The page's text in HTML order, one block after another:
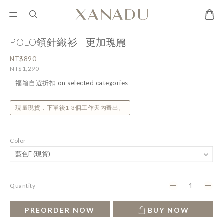
POLO領針織衫 - 更加瑰麗
NT$890
NT$1,290
福箱自選折扣 on selected categories
現量現貨，下單後1-3個工作天內寄出。
Color
Quantity
PREORDER NOW BUY NOW